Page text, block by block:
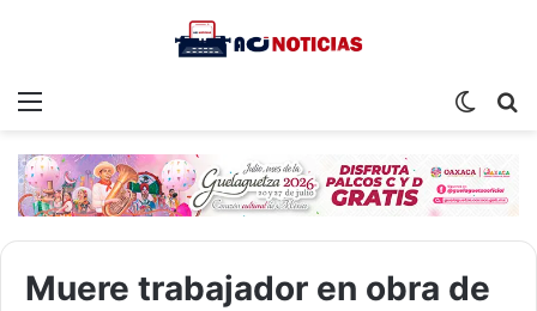
Menu
Switch
Muere trabajador en obra de